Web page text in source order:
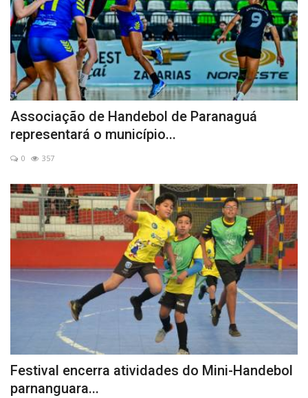
Associação de Handebol de Paranaguá
representará o município...
0 357
Festival encerra atividades do Mini-Handebol
parnanguara...